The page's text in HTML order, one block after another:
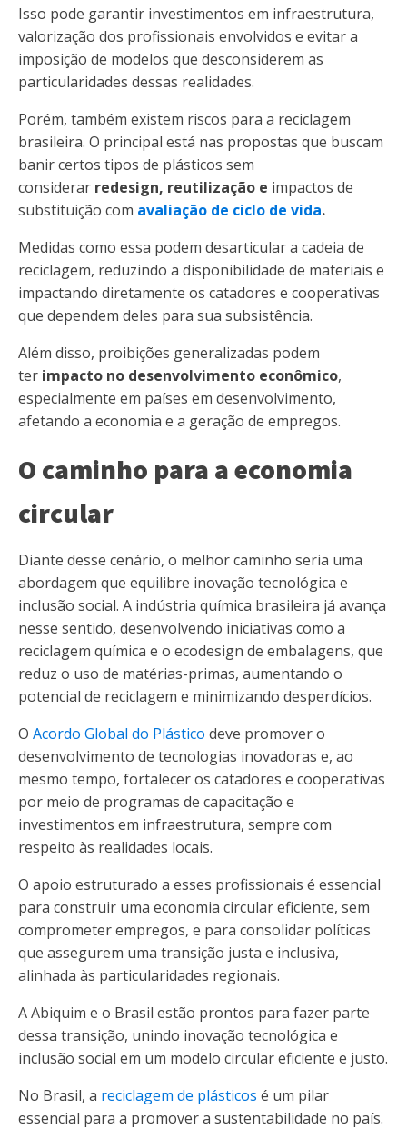
Isso pode garantir investimentos em infraestrutura,
valorização dos profissionais envolvidos e evitar a
imposição de modelos que desconsiderem as
particularidades dessas realidades.
Porém, também existem riscos para a reciclagem
brasileira. O principal está nas propostas que buscam
banir certos tipos de plásticos sem
considerar redesign, reutilização e impactos de
substituição com avaliação de ciclo de vida.
Medidas como essa podem desarticular a cadeia de
reciclagem, reduzindo a disponibilidade de materiais e
impactando diretamente os catadores e cooperativas
que dependem deles para sua subsistência.
Além disso, proibições generalizadas podem
ter impacto no desenvolvimento econômico,
especialmente em países em desenvolvimento,
afetando a economia e a geração de empregos.
O caminho para a economia
circular
Diante desse cenário, o melhor caminho seria uma
abordagem que equilibre inovação tecnológica e
inclusão social. A indústria química brasileira já avança
nesse sentido, desenvolvendo iniciativas como a
reciclagem química e o ecodesign de embalagens, que
reduz o uso de matérias-primas, aumentando o
potencial de reciclagem e minimizando desperdícios.
O Acordo Global do Plástico deve promover o
desenvolvimento de tecnologias inovadoras e, ao
mesmo tempo, fortalecer os catadores e cooperativas
por meio de programas de capacitação e
investimentos em infraestrutura, sempre com
respeito às realidades locais.
O apoio estruturado a esses profissionais é essencial
para construir uma economia circular eficiente, sem
comprometer empregos, e para consolidar políticas
que assegurem uma transição justa e inclusiva,
alinhada às particularidades regionais.
A Abiquim e o Brasil estão prontos para fazer parte
dessa transição, unindo inovação tecnológica e
inclusão social em um modelo circular eficiente e justo.
No Brasil, a reciclagem de plásticos é um pilar
essencial para a promover a sustentabilidade no país.